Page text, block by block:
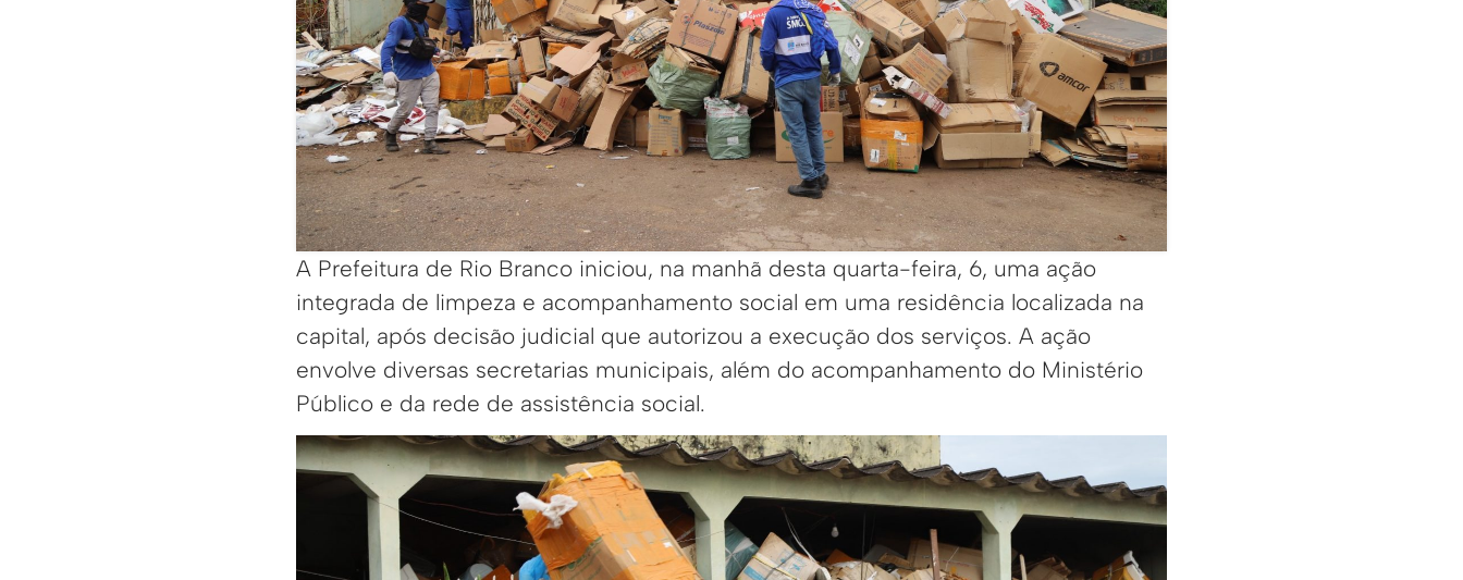
A Prefeitura de Rio Branco iniciou, na manhã desta quarta-feira, 6, uma ação
integrada de limpeza e acompanhamento social em uma residência localizada na
capital, após decisão judicial que autorizou a execução dos serviços. A ação
envolve diversas secretarias municipais, além do acompanhamento do Ministério
Público e da rede de assistência social.